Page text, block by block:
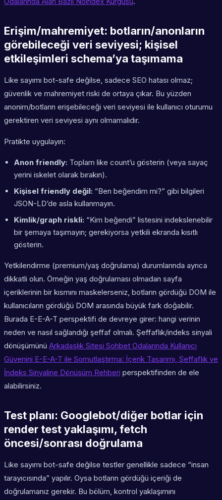
Erişim/mahremiyet: botların/anonların
görebileceği veri seviyesi; kişisel
etkileşimleri schema’ya taşımama
Like sayımı bot-safe değilse, sadece SEO hatası olmaz;
güvenlik ve mahremiyet riski de ortaya çıkar. Bu yüzden
anonim/botların erişebileceği veri seviyesi ile kullanıcı oturumu
gerektiren veri seviyesi aynı olmamalıdır.
Pratikte uygulayın:
Anon friendly: Toplam like count’u gösterin (veya sayaç
yerini iskelet olarak bırakın).
Kişisel friendly değil: “Ben beğendim mi?” gibi bilgileri
JSON-LD’de asla kullanmayın.
Kimlik/graph riskli: “Kim beğendi” listesini indekslenebilir
bir şemaya taşımayın; gerekiyorsa yetkili ekranda kısıtlı
gösterin.
Yetkilendirme (premium/yaş doğrulama) durumlarında ayrıca
dikkatli olun. Örneğin yaş doğrulaması olmadan sayfa
içeriklerinin bir kısmını maskelerseniz, botların gördüğü DOM ile
kullanıcıların gördüğü DOM arasında büyük fark doğabilir.
Burada E-E-A-T perspektifi de devreye girer: hangi verinin
neden ve nasıl sağlandığı şeffaf olmalı. Şeffaflık/indeks sinyali
dönüşümünü Arkadaşlık Sitesi Sohbet Odalarında Kullanıcı
Güvenini E-E-A-T ile Somutlaştırma: İçerik Tasarımı, Şeffaflık ve
İndeks Sinyaline Dönüşüm Rehberi perspektifinden de ele
alabilirsiniz.
Test planı: Googlebot/diğer botlar için
render test yaklaşımı, fetch
öncesi/sonrası doğrulama
Like sayımı bot-safe değilse testler genellikle sadece “insan
tarayıcısında” yapılır. Oysa botların gördüğü içeriği de
doğrulamanız gerekir. Bu bölüm, kontrol yaklaşımını